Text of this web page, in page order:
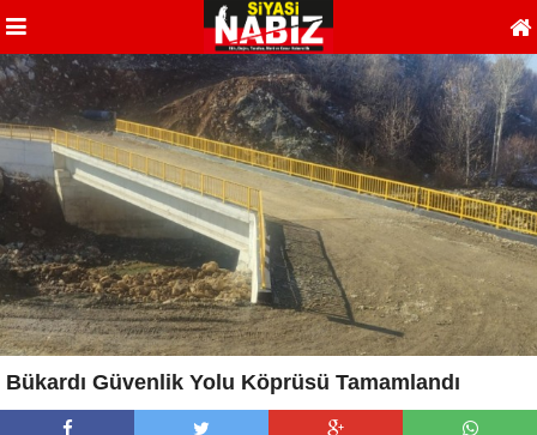
Bükardı Güvenlik Yolu Köprüsü Tamamlandı